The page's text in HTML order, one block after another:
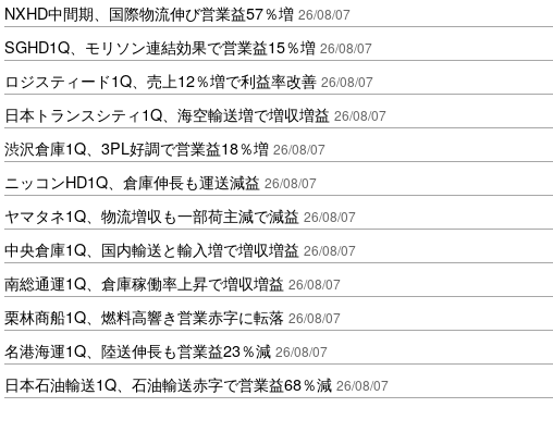
NXHD中間期、国際物流伸び営業益57％増 26/08/07
SGHD1Q、モリソン連結効果で営業益15％増 26/08/07
ロジスティード1Q、売上12％増で利益率改善 26/08/07
日本トランスシティ1Q、海空輸送増で増収増益 26/08/07
渋沢倉庫1Q、3PL好調で営業益18％増 26/08/07
ニッコンHD1Q、倉庫伸長も運送減益 26/08/07
ヤマタネ1Q、物流増収も一部荷主減で減益 26/08/07
中央倉庫1Q、国内輸送と輸入増で増収増益 26/08/07
南総通運1Q、倉庫稼働率上昇で増収増益 26/08/07
栗林商船1Q、燃料高響き営業赤字に転落 26/08/07
名港海運1Q、陸送伸長も営業益23％減 26/08/07
日本石油輸送1Q、石油輸送赤字で営業益68％減 26/08/07